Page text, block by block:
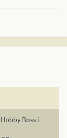
Boss i